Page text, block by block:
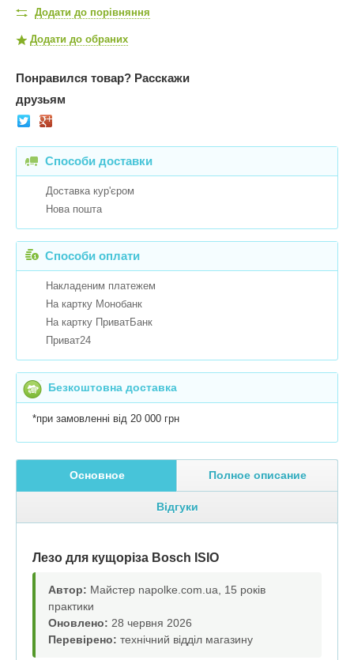
Додати до порівняння
Додати до обраних
Понравился товар? Расскажи
друзьям
Способи доставки
Доставка кур'єром
Нова пошта
Способи оплати
Накладеним платежем
На картку Монобанк
На картку ПриватБанк
Приват24
Безкоштовна доставка
*при замовленні від 20 000 грн
Основное Полное описание
Відгуки
Лезо для кущоріза Bosch ISIO
Автор: Майстер napolke.com.ua, 15 років
практики
Оновлено: 28 червня 2026
Перевірено: технічний відділ магазину